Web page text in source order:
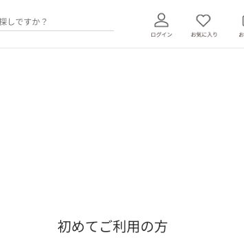
初めてご利用の方